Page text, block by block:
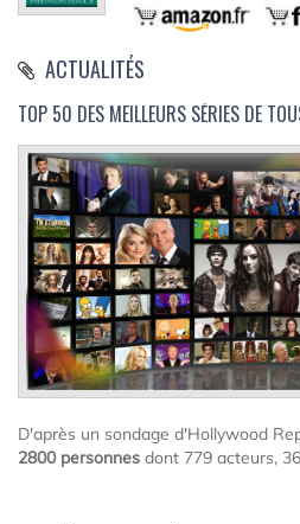
ACTUALITÉS
TOP 50 DES MEILLEURS SÉRIES DE
D'après un sondage d'Hollywood
2800 personnes dont 779 acteurs,